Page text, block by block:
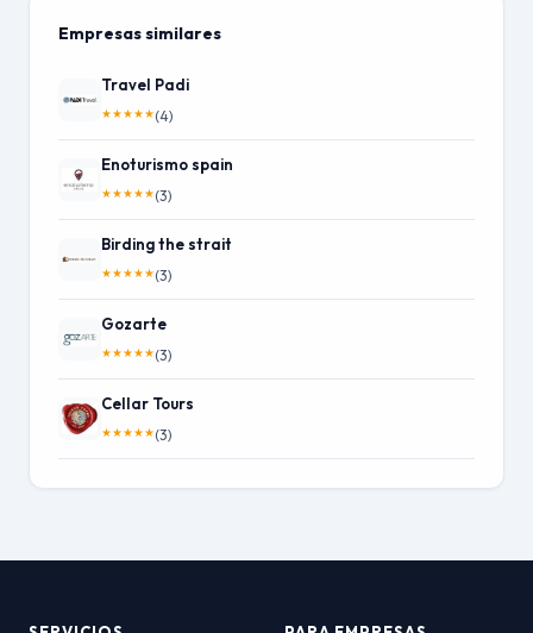
Empresas similares
Travel Padi
★★★★★(4)
Enoturismo spain
★★★★★(3)
Birding the strait
★★★★★(3)
Gozarte
★★★★★(3)
Cellar Tours
★★★★★(3)